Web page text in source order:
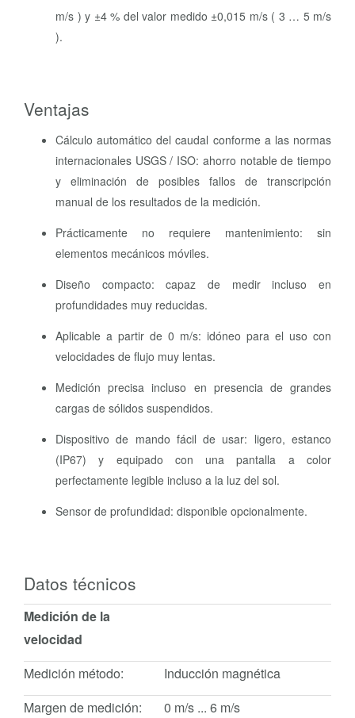
m/s ) y ±4 % del valor medido ±0,015 m/s ( 3 … 5 m/s
).
Ventajas
Cálculo automático del caudal conforme a las normas
internacionales USGS / ISO: ahorro notable de tiempo
y eliminación de posibles fallos de transcripción
manual de los resultados de la medición.
Prácticamente no requiere mantenimiento: sin
elementos mecánicos móviles.
Diseño compacto: capaz de medir incluso en
profundidades muy reducidas.
Aplicable a partir de 0 m/s: idóneo para el uso con
velocidades de flujo muy lentas.
Medición precisa incluso en presencia de grandes
cargas de sólidos suspendidos.
Dispositivo de mando fácil de usar: ligero, estanco
(IP67) y equipado con una pantalla a color
perfectamente legible incluso a la luz del sol.
Sensor de profundidad: disponible opcionalmente.
Datos técnicos
Medición de la
velocidad
Medición método:
Inducción magnética
Margen de medición:
0 m/s ... 6 m/s